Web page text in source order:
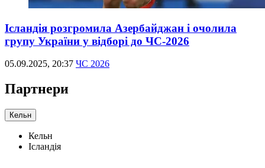
Ісландія розгромила Азербайджан і очолила
групу України у відборі до ЧС-2026
05.09.2025, 20:37 ЧС 2026
Партнери
Кельн
Кельн
Ісландія